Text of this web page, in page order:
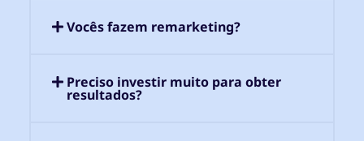
Vocês fazem remarketing?
Preciso investir muito para obter
resultados?